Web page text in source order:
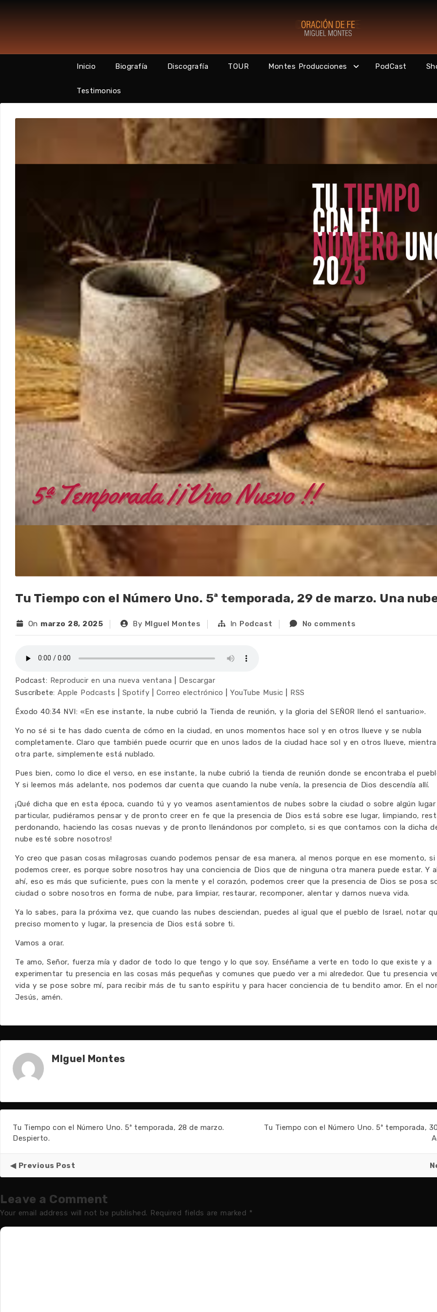
Inicio Biografía Discografía TOUR Montes Producciones PodCast
Testimonios
Tu Tiempo con el Número Uno. 5ª temporada, 29 de marzo. Una
On marzo 28, 2025 By MIguel Montes In Podcast No comments
Podcast: Reproducir en una nueva ventana
Descargar
Suscríbete: Apple Podcasts Spotify Correo electrónico YouTube Music RSS
Éxodo 40:34 NVI: «En ese instante, la nube cubrió la Tienda de reunión, y la gloria del SEÑOR llenó el santuario».
Yo no sé si te has dado cuenta de cómo en la ciudad, en unos momentos hace sol y en otros llueve y se nubla
completamente. Claro que también puede ocurrir que en unos lados de la ciudad hace sol y en otros llueve,
otra parte, simplemente está nublado.
Pues bien, como lo dice el verso, en ese instante, la nube cubrió la tienda de reunión donde se encontraba el
Y si leemos más adelante, nos podemos dar cuenta que cuando la nube venía, la presencia de Dios descendía allí.
¡Qué dicha que en esta época, cuando tú y yo veamos asentamientos de nubes sobre la ciudad o sobre algún
particular, pudiéramos pensar y de pronto creer en fe que la presencia de Dios está sobre ese lugar, limpiando,
perdonando, haciendo las cosas nuevas y de pronto llenándonos por completo, si es que contamos con la dicha
nube esté sobre nosotros!
Yo creo que pasan cosas milagrosas cuando podemos pensar de esa manera, al menos porque en ese momento, si
podemos creer, es porque sobre nosotros hay una conciencia de Dios que de ninguna otra manera puede estar. Y
ahí, eso es más que suficiente, pues con la mente y el corazón, podemos creer que la presencia de Dios se posa
ciudad o sobre nosotros en forma de nube, para limpiar, restaurar, recomponer, alentar y darnos nueva vida.
Ya lo sabes, para la próxima vez, que cuando las nubes desciendan, puedes al igual que el pueblo de Israel, notar
preciso momento y lugar, la presencia de Dios está sobre ti.
Vamos a orar.
Te amo, Señor, fuerza mía y dador de todo lo que tengo y lo que soy. Enséñame a verte en todo lo que existe y a
experimentar tu presencia en las cosas más pequeñas y comunes que puedo ver a mi alrededor. Que tu presencia
vida y se pose sobre mí, para recibir más de tu santo espíritu y para hacer conciencia de tu bendito amor. En el
Jesús, amén.
MIguel Montes
Tu Tiempo con el Número Uno. 5ª temporada, 28 de marzo.
Despierto.
Tu Tiempo con el Número Uno. 5ª temporada,
Previous Post
Leave a Comment
Your email address will not be published. Required fields are marked *